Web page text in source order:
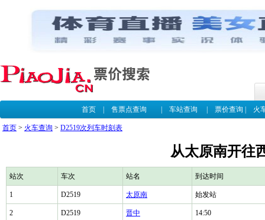
首页| 售票点查询 车站查询 票价查询 火
首页 > 火车查询 > D2519次列车时刻表
从太原南开往
站次 车次 站名 到达时间
1 D2519 太原南 始发站
2 D2519 晋中 14:50